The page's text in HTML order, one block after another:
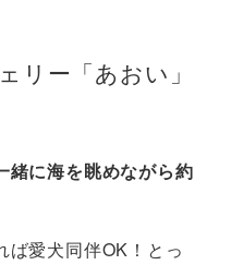
ー「あおい」
緒に海を眺めながら約
ば愛犬同伴OK！とっ